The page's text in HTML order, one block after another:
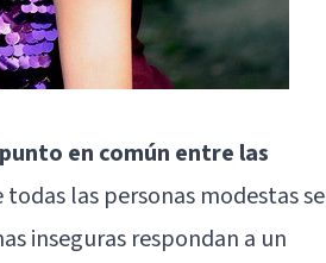
en común entre las
todas las personas modestas se
inseguras respondan a un